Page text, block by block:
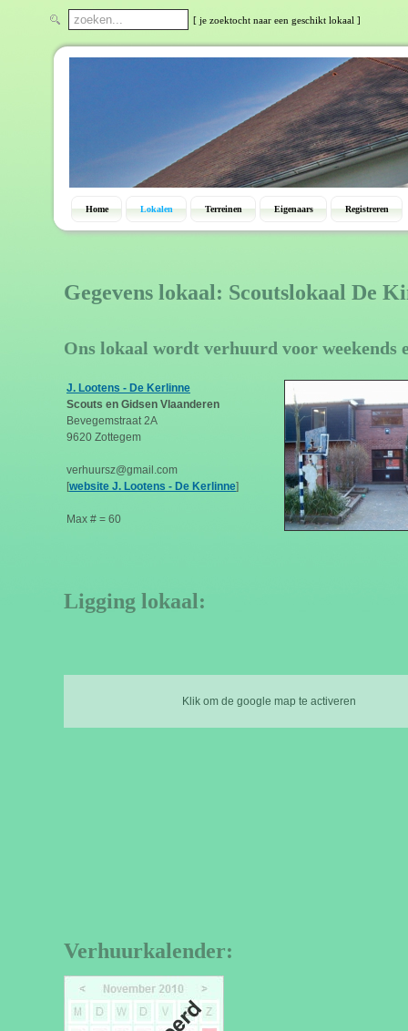
[ je zoektocht naar een geschikt lokaal ]
Home Lokalen Terreinen Eigenaars Registreren
Gegevens lokaal: Scoutslokaal De
Ons lokaal wordt verhuurd voor weekends
J. Lootens - De Kerlinne
Scouts en Gidsen Vlaanderen
Bevegemstraat 2A
9620 Zottegem
verhuursz@gmail.com
[website J. Lootens - De Kerlinne]
Max # = 60
Ligging lokaal:
Klik om de google map te activeren
Verhuurkalender: